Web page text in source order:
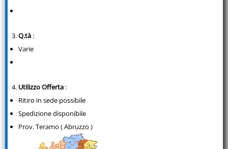
Q.tà :
Varie
Utilizzo Offerta :
Ritiro in sede possibile
Spedizione disponibile
Prov. Teramo ( Abruzzo )